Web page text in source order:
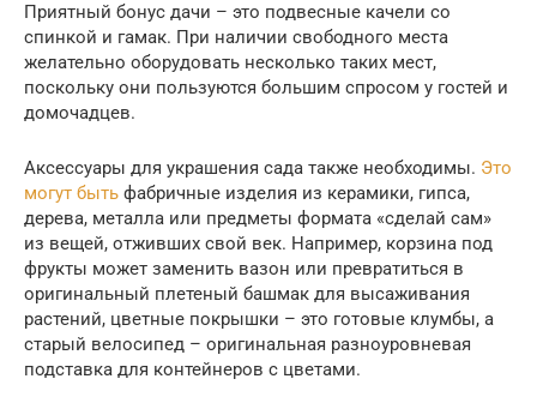
Приятный бонус дачи – это подвесные качели со
спинкой и гамак. При наличии свободного места
желательно оборудовать несколько таких мест,
поскольку они пользуются большим спросом у гостей и
домочадцев.
Аксессуары для украшения сада также необходимы. Это
могут быть фабричные изделия из керамики, гипса,
дерева, металла или предметы формата «сделай сам»
из вещей, отживших свой век. Например, корзина под
фрукты может заменить вазон или превратиться в
оригинальный плетеный башмак для высаживания
растений, цветные покрышки – это готовые клумбы, а
старый велосипед – оригинальная разноуровневая
подставка для контейнеров с цветами.